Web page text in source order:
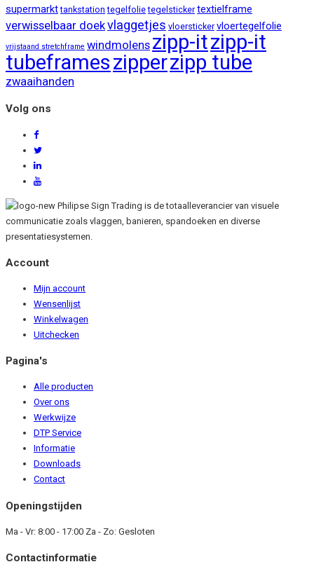
supermarkt tankstation tegelfolie tegelsticker textielframe
verwisselbaar doekvlaggetjes vloersticker vloertegelfolie
vrijstaand stretchframe windmolens zipp-itzipp-it
tubeframeszipperzipp tube
zwaaihanden
Volg ons
Philipse Sign Trading is de totaalleverancier van visuele
communicatie zoals vlaggen, banieren, spandoeken en diverse
presentatiesystemen.
Account
Mijn account
Wensenlijst
Winkelwagen
Uitchecken
Pagina's
Alle producten
Over ons
Werkwijze
DTP Service
Informatie
Downloads
Contact
Openingstijden
Ma - Vr: 8:00 - 17:00 Za - Zo: Gesloten
Contactinformatie